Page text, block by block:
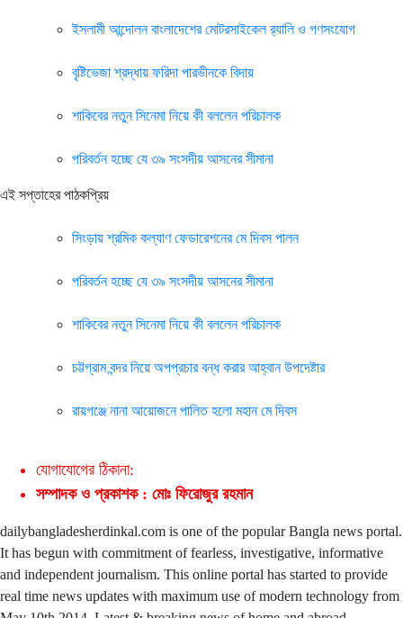
ইসলামী আন্দোলন বাংলাদেশের মোটরসাইকেল র‍্যালি ও গণসংযোগ
বৃষ্টিভেজা শ্রদ্ধায় ফরিদা পারভীনকে বিদায়
শাকিবের নতুন সিনেমা নিয়ে কী বললেন পরিচালক
পরিবর্তন হচ্ছে যে ৩৯ সংসদীয় আসনের সীমানা
এই সপ্তাহের পাঠকপ্রিয়
সিংড়ায় শ্রমিক কল্যাণ ফেডারেশনের মে দিবস পালন
পরিবর্তন হচ্ছে যে ৩৯ সংসদীয় আসনের সীমানা
শাকিবের নতুন সিনেমা নিয়ে কী বললেন পরিচালক
চট্টগ্রাম বন্দর নিয়ে অপপ্রচার বন্ধ করার আহ্বান উপদেষ্টার
রায়গঞ্জে নানা আয়োজনে পালিত হলো মহান মে দিবস
যোগাযোগের ঠিকানা:
সম্পাদক ও প্রকাশক : মোঃ ফিরোজুর রহমান
dailybangladesherdinkal.com is one of the popular Bangla news portal.
It has begun with commitment of fearless, investigative, informative
and independent journalism. This online portal has started to provide
real time news updates with maximum use of modern technology from